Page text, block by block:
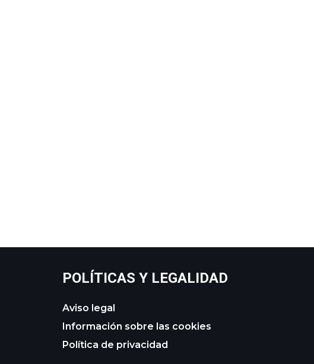
POLÍTICAS Y LEGALIDAD
Aviso legal
Información sobre las cookies
Política de privacidad